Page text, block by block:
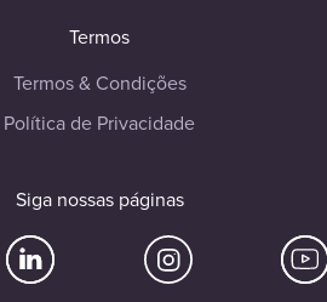
Termos
Termos & Condições
Política de Privacidade
Siga nossas páginas